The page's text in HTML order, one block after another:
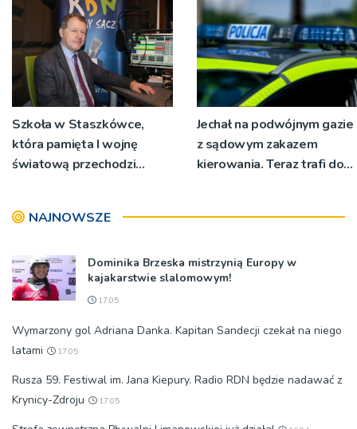
Szkoła w Staszkówce,
która pamięta I wojnę
światową przechodzi
Jechał na podwójnym gazie
z sądowym zakazem
kierowania. Teraz trafi do
NAJNOWSZE
Dominika Brzeska mistrzynią Europy w
kajakarstwie slalomowym!
17:05
Wymarzony gol Adriana Danka. Kapitan Sandecji czekał na niego
latami
17:05
Rusza 59. Festiwal im. Jana Kiepury. Radio RDN będzie nadawać z
Krynicy-Zdroju
17:05